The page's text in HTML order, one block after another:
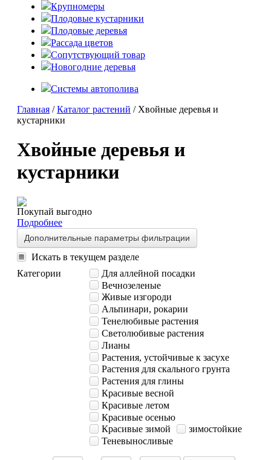
Крупномеры
Плодовые кустарники
Плодовые деревья
Рассада цветов
Сопутствующий товар
Новогодние деревья
Системы автополива
Главная /Каталог растений / Хвойные деревья и
кустарники
Хвойные деревья и
кустарники
Покупай выгодно
Подробнее
Дополнительные параметры фильтрации
Искать в текущем разделе
Категории
Для аллейной посадки
Вечнозеленые
Живые изгороди
Альпинари, рокарии
Тенелюбивые растения
Светолюбивые растения
Лианы
Растения, устойчивые к засухе
Растения для скального грунта
Растения для глины
Красивые весной
Красивые летом
Красивые осенью
Красивые зимой
зимостойкие
Теневыносливые